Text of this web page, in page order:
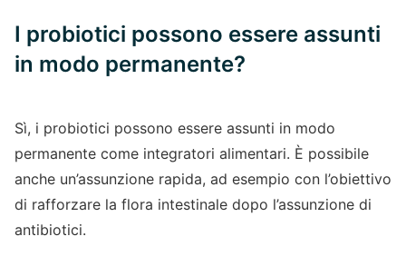
I probiotici possono essere assunti
in modo permanente?
Sì, i probiotici possono essere assunti in modo
permanente come integratori alimentari. È possibile
anche un’assunzione rapida, ad esempio con l’obiettivo
di rafforzare la flora intestinale dopo l’assunzione di
antibiotici.